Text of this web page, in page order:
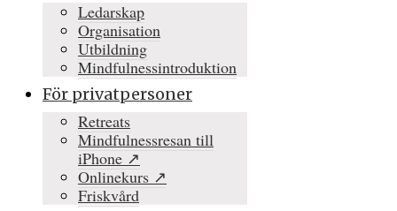
Ledarskap
Organisation
Utbildning
Mindfulnessintroduktion
För privatpersoner
Retreats
Mindfulnessresan till
iPhone ↗
Onlinekurs ↗
Friskvård